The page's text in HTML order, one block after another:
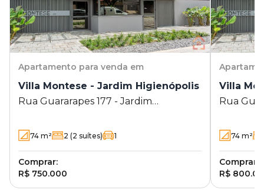
Apartamento para venda em
Villa Montese - Jardim Higienópolis
Rua Guararapes 177 - Jardim
74 m² 2 (2 suítes) 1
Comprar:
R$ 750.000
Villa
Rua
74 m²
Comprar:
R$